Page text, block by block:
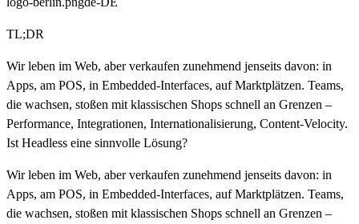
TL;DR
Wir leben im Web, aber verkaufen zunehmend jenseits davon: in
Apps, am POS, in Embedded-Interfaces, auf Marktplätzen. Teams,
die wachsen, stoßen mit klassischen Shops schnell an Grenzen –
Performance, Integrationen, Internationalisierung, Content-Velocity.
Ist Headless eine sinnvolle Lösung?
Wir leben im Web, aber verkaufen zunehmend jenseits davon: in
Apps, am POS, in Embedded-Interfaces, auf Marktplätzen. Teams,
die wachsen, stoßen mit klassischen Shops schnell an Grenzen –